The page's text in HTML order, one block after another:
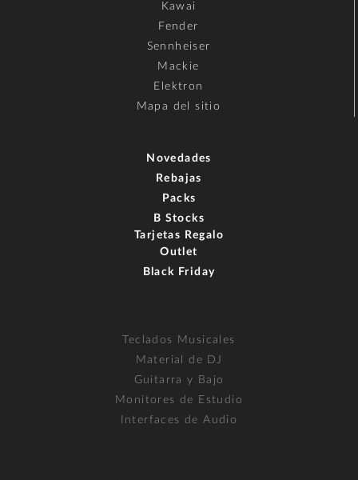
Kawai
Fender
Sennheiser
Mackie
Elektron
Mapa del sitio
Novedades
Rebajas
Packs
B Stocks
Tarjetas Regalo
Outlet
Black Friday
Teclados Musicales
Material de DJ
Guitarra y Bajo
Monitores de Estudio
Interfaces de Audio